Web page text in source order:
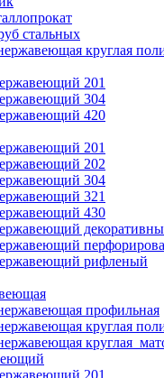
стальных
круглая
201
304
420
201
202
304
321
430
рифленый
профильная
круглая
круглая
201